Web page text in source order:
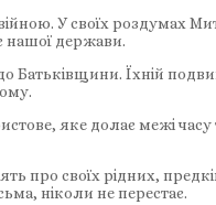
У своїх роздумах
нашої держави.
Батьківщини. Їхній
яке долає межі часу
своїх рідних,
ніколи не перестає.